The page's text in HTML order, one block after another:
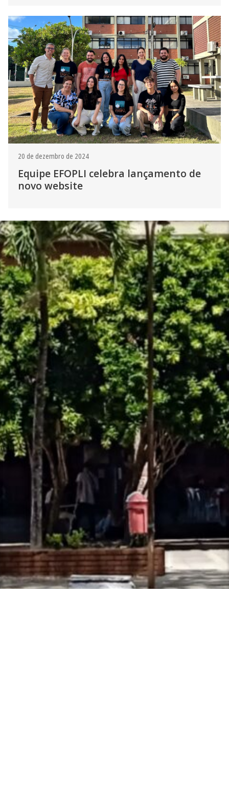
20 de dezembro de 2024
Equipe EFOPLI celebra lançamento de
novo website